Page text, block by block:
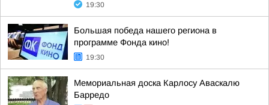
19:30
Большая победа нашего региона в
программе Фонда кино!
19:30
Мемориальная доска Карлосу Аваскалю
Барредо